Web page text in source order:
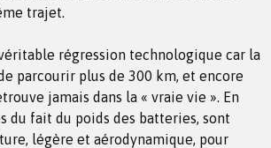
trajet.
régression technologique car la
parcourir plus de 300 km, et encore
jamais dans la « vraie vie ». En
du fait du poids des batteries, sont
légère et aérodynamique, pour